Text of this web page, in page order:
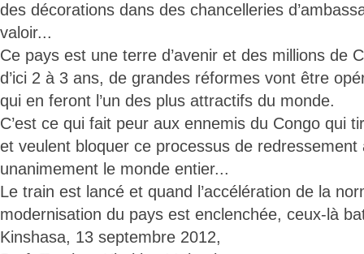
des décorations dans des chancelleries
valoir...
Ce pays est une terre d’avenir et des millions de
d’ici 2 à 3 ans, de grandes réformes vont être
qui en feront l’un des plus attractifs du monde.
C’est ce qui fait peur aux ennemis du Congo qui
et veulent bloquer ce processus de redressement
unanimement le monde entier...
Le train est lancé et quand l’accélération de la
modernisation du pays est enclenchée, ceux-là
Kinshasa, 13 septembre 2012,